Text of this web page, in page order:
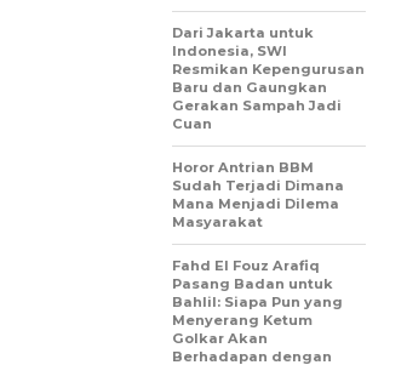
Dari Jakarta untuk
Indonesia, SWI
Resmikan Kepengurusan
Baru dan Gaungkan
Gerakan Sampah Jadi
Cuan
Horor Antrian BBM
Sudah Terjadi Dimana
Mana Menjadi Dilema
Masyarakat
Fahd El Fouz Arafiq
Pasang Badan untuk
Bahlil: Siapa Pun yang
Menyerang Ketum
Golkar Akan
Berhadapan dengan